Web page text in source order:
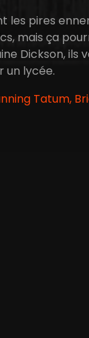
pires
mais ça
Dickson,
un lycée.
Tatum,